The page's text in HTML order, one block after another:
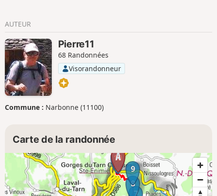
AUTEUR
Pierre11
68 Randonnées
Visorandonneur
Commune : Narbonne (11100)
Carte de la randonnée
7
8
9
10